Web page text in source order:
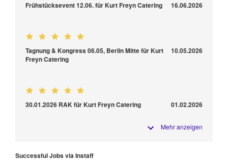
Frühstücksevent 12.06. für Kurt Freyn Catering 16.06.2026
Tagnung & Kongress 06.05, Berlin Mitte für Kurt
Freyn Catering
10.05.2026
30.01.2026 RAK für Kurt Freyn Catering 01.02.2026
Mehr anzeigen
Successful Jobs via Instaff